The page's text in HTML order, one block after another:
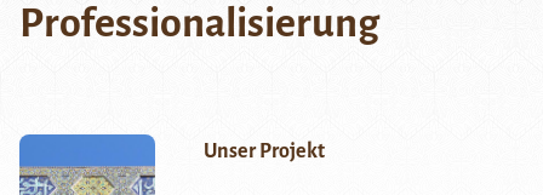
Professionalisierung
Unser Projekt